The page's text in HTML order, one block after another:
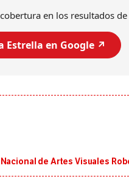
en los resultados
Estrella en Google ↗️
de Artes Visuales
Entre